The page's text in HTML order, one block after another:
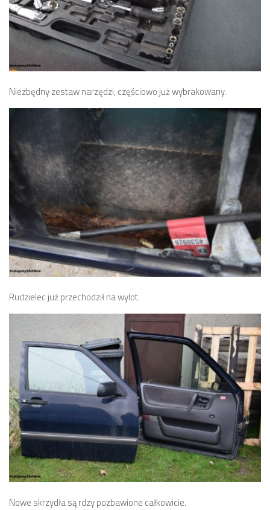
Niezbędny zestaw narzędzi, częściowo już wybrakowany.
Rudzielec już przechodził na wylot.
Nowe skrzydła są rdzy pozbawione całkowicie.